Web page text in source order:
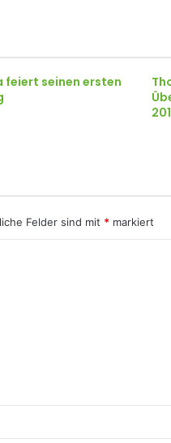
feiert seinen ersten
Felder sind mit * markiert